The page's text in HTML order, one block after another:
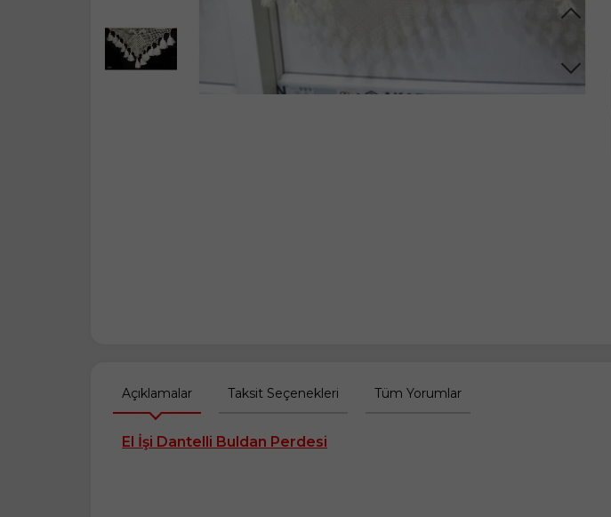
Açıklamalar Taksit Seçenekleri Tüm Yorumlar
El İşi Dantelli Buldan Perdesi